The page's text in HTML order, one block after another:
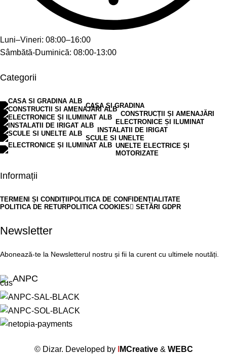
Luni–Vineri: 08:00–16:00
Sâmbătă-Duminică: 08:00-13:00
Categorii
CASA SI GRADINA
CONSTRUCȚII ȘI AMENAJĂRI
ELECTRONICE ȘI ILUMINAT
INSTALATII DE IRIGAT
SCULE SI UNELTE
UNELTE ELECTRICE ȘI
MOTORIZATE
Informații
TERMENI ȘI CONDIȚII
POLITICA DE CONFIDENȚIALITATE
POLITICA DE RETURPOLITICA COOKIES SETĂRI GDPR
Newsletter
Abonează-te la Newsletterul nostru și fii la curent cu ultimele noutăți.
ANPC
© Dizar. Developed by MCreative& WEBC